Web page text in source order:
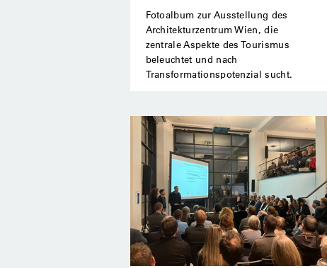
Fotoalbum zur Ausstellung des
Architekturzentrum Wien, die
zentrale Aspekte des Tourismus
beleuchtet und nach
Transformationspotenzial sucht.